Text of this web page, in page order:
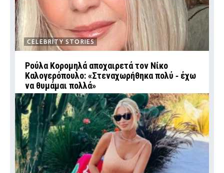
CELEBRITY STORIES
Ρούλα Κορομηλά αποχαιρετά τον Νίκο
Καλογερόπουλο: «Στεναχωρήθηκα πολύ ‑ έχω
να θυμάμαι πολλά»